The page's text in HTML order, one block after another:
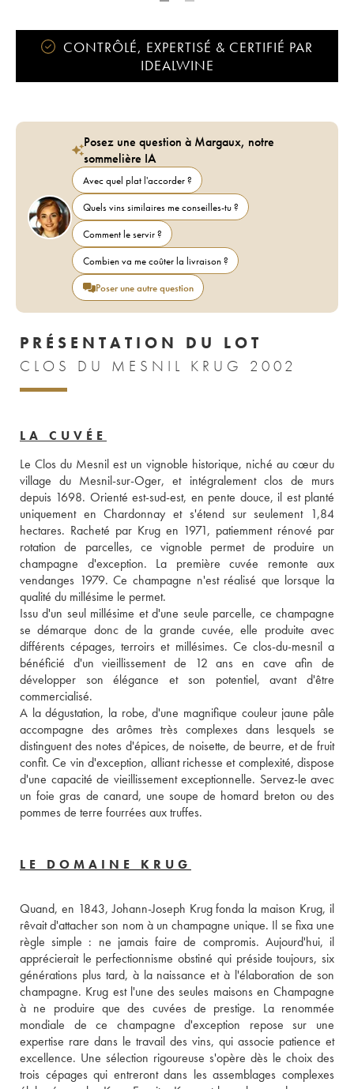
CONTRÔLÉ, EXPERTISÉ & CERTIFIÉ PAR
IDEALWINE
Posez une question à Margaux, notre
sommelière IA
Avec quel plat l'accorder ?
Quels vins similaires me conseilles-tu ?
Comment le servir ?
Combien va me coûter la livraison ?
Poser une autre question
PRÉSENTATION DU LOT
CLOS DU MESNIL KRUG 2002
LA CUVÉE
Le Clos du Mesnil est un vignoble historique, niché au cœur du
village du Mesnil-sur-Oger, et intégralement clos de murs
depuis 1698. Orienté est-sud-est, en pente douce, il est planté
uniquement en Chardonnay et s'étend sur seulement 1,84
hectares. Racheté par Krug en 1971, patiemment rénové par
rotation de parcelles, ce vignoble permet de produire un
champagne d'exception. La première cuvée remonte aux
vendanges 1979. Ce champagne n'est réalisé que lorsque la
qualité du millésime le permet.
Issu d'un seul millésime et d'une seule parcelle, ce champagne
se démarque donc de la grande cuvée, elle produite avec
différents cépages, terroirs et millésimes. Ce clos-du-mesnil a
bénéficié d'un vieillissement de 12 ans en cave afin de
développer son élégance et son potentiel, avant d'être
commercialisé.
A la dégustation, la robe, d'une magnifique couleur jaune pâle
accompagne des arômes très complexes dans lesquels se
distinguent des notes d'épices, de noisette, de beurre, et de fruit
confit. Ce vin d'exception, alliant richesse et complexité, dispose
d'une capacité de vieillissement exceptionnelle. Servez-le avec
un foie gras de canard, une soupe de homard breton ou des
pommes de terre fourrées aux truffes.
LE DOMAINE KRUG
Quand, en 1843, Johann-Joseph Krug fonda la maison Krug, il
rêvait d'attacher son nom à un champagne unique. Il se fixa une
règle simple : ne jamais faire de compromis. Aujourd'hui, il
apprécierait le perfectionnisme obstiné qui préside toujours, six
générations plus tard, à la naissance et à l'élaboration de son
champagne. Krug est l'une des seules maisons en Champagne
à ne produire que des cuvées de prestige. La renommée
mondiale de ce champagne d'exception repose sur une
expertise rare dans le travail des vins, qui associe patience et
excellence. Une sélection rigoureuse s'opère dès le choix des
trois cépages qui entreront dans les assemblages complexes